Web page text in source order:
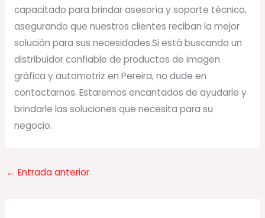
capacitado para brindar asesoría y soporte técnico,
asegurando que nuestros clientes reciban la mejor
solución para sus necesidades.Si está buscando un
distribuidor confiable de productos de imagen
gráfica y automotriz en Pereira, no dude en
contactarnos. Estaremos encantados de ayudarle y
brindarle las soluciones que necesita para su
negocio.
← Entrada anterior